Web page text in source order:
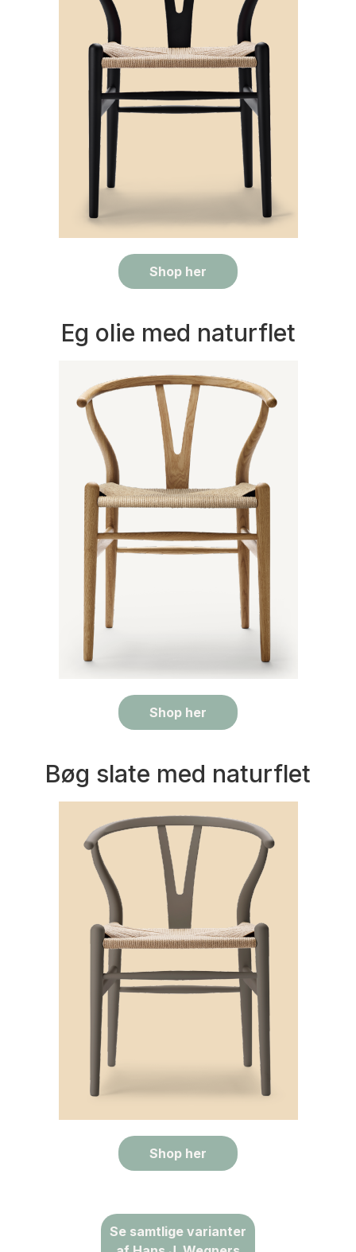
Shop her
Eg olie med naturflet
Shop her
Bøg slate med naturflet
Shop her
Se samtlige varianter